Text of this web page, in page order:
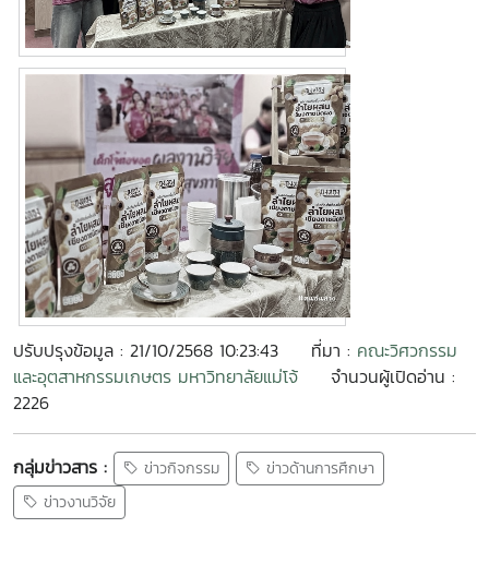
ปรับปรุงข้อมูล : 21/10/2568 10:23:43 ที่มา : คณะวิศวกรรม
และอุตสาหกรรมเกษตร มหาวิทยาลัยแม่โจ้
จำนวนผู้เปิดอ่าน :
2226
กลุ่มข่าวสาร : ข่าวกิจกรรม
ข่าวด้านการศึกษา
ข่าวงานวิจัย